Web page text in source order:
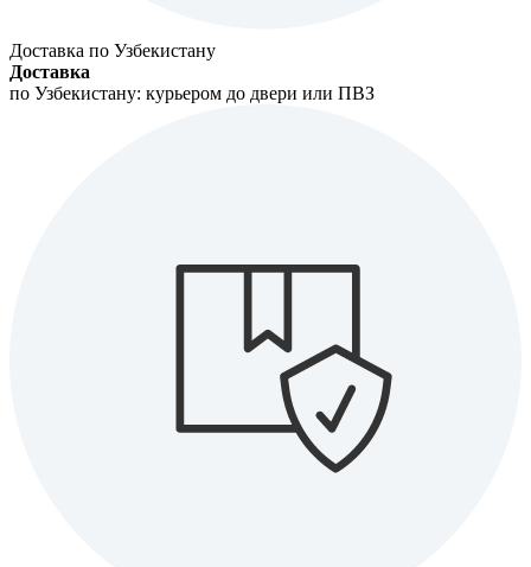
Доставка по Узбекистану
Доставка
по Узбекистану: курьером до двери или ПВЗ